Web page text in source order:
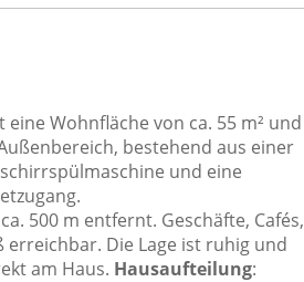
Wohnfläche von ca. 55 m² und
bestehend aus einer
und eine
500 m entfernt. Geschäfte, Cafés,
erreichbar. Die Lage ist ruhig und
am Haus. Hausaufteilung: